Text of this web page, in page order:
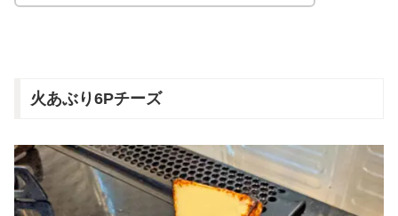
火あぶり6Pチーズ